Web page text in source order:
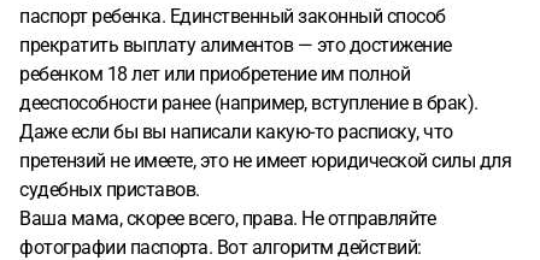
паспорт ребенка. Единственный законный способ
прекратить выплату алиментов — это достижение
ребенком 18 лет или приобретение им полной
дееспособности ранее (например, вступление в брак).
Даже если бы вы написали какую-то расписку, что
претензий не имеете, это не имеет юридической силы для
судебных приставов.
Ваша мама, скорее всего, права. Не отправляйте
фотографии паспорта. Вот алгоритм действий: